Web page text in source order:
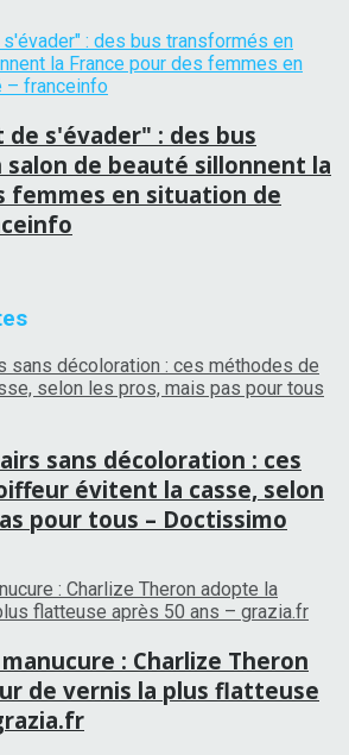
s'évader" : des bus
de beauté sillonnent la
femmes en situation de
sans décoloration : ces
évitent la casse, selon
pour tous – Doctissimo
: Charlize Theron
de vernis la plus flatteuse